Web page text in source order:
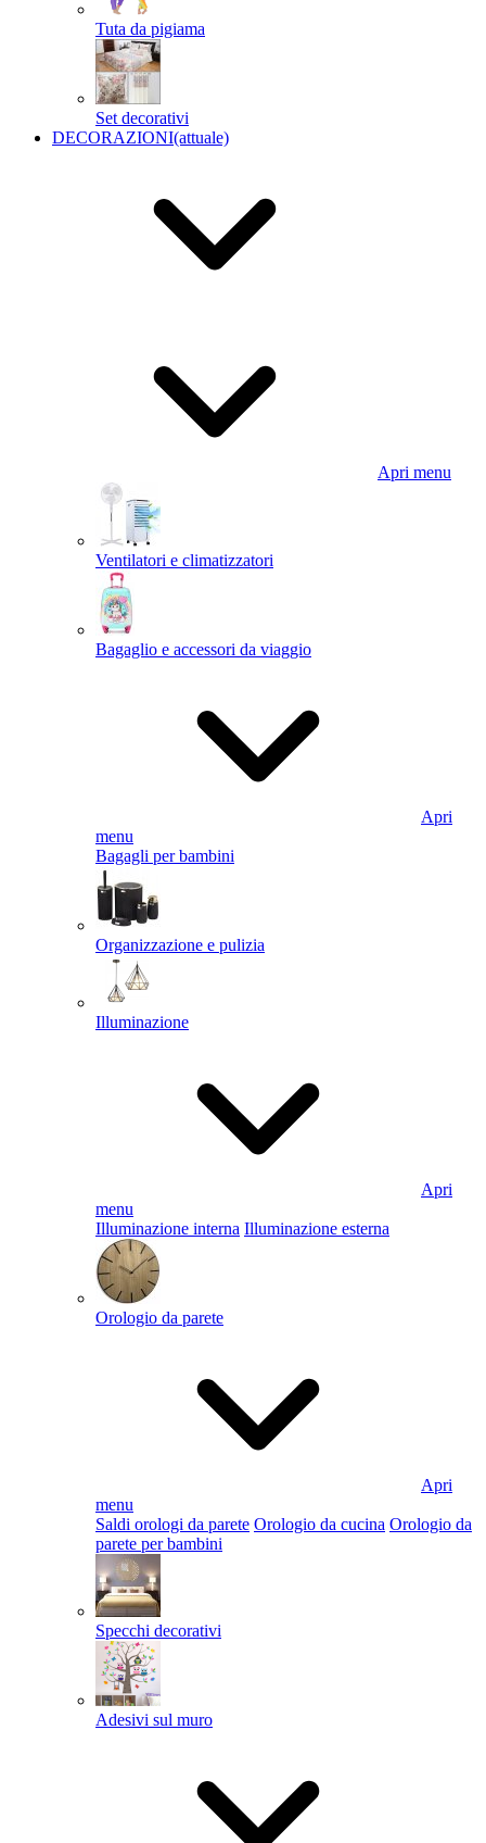
Tuta da pigiama
Set decorativi
DECORAZIONI(attuale)
Apri menu
Ventilatori e climatizzatori
Bagaglio e accessori da viaggio
Apri
menu
Bagagli per bambini
Organizzazione e pulizia
Illuminazione
Apri
menu
Illuminazione interna Illuminazione esterna
Orologio da parete
Apri
menu
Saldi orologi da parete Orologio da cucina Orologio da
parete per bambini
Specchi decorativi
Adesivi sul muro